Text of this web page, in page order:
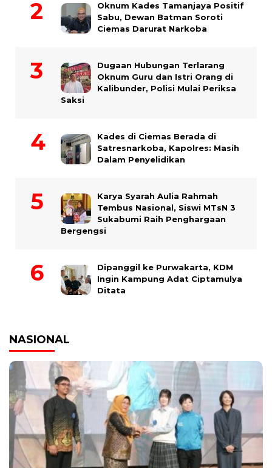
Oknum Kades Tamanjaya Positif
Sabu, Dewan Batman Soroti
Ciemas Darurat Narkoba
Dugaan Hubungan Terlarang
Oknum Guru dan Istri Orang di
Kalibunder, Polisi Mulai Periksa
Saksi
Kades di Ciemas Berada di
Satresnarkoba, Kapolres: Masih
Dalam Penyelidikan
Karya Syarah Aulia Rahmah
Tembus Nasional, Siswi MTsN 3
Sukabumi Raih Penghargaan
Bergengsi
Dipanggil ke Purwakarta, KDM
Ingin Kampung Adat Ciptamulya
Ditata
NASIONAL